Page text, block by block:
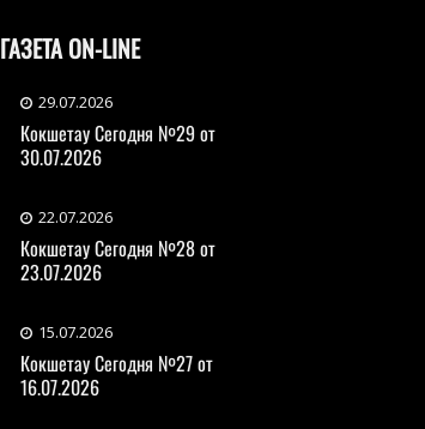
ГАЗЕТА ON-LINE
29.07.2026
Кокшетау Сегодня №29 от
30.07.2026
22.07.2026
Кокшетау Сегодня №28 от
23.07.2026
15.07.2026
Кокшетау Сегодня №27 от
16.07.2026